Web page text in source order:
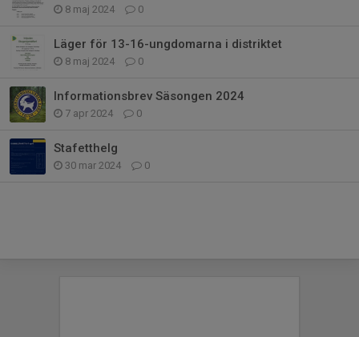
8 maj 2024 0
Läger för 13-16-ungdomarna i distriktet
8 maj 2024 0
Informationsbrev Säsongen 2024
7 apr 2024 0
Stafetthelg
30 mar 2024 0